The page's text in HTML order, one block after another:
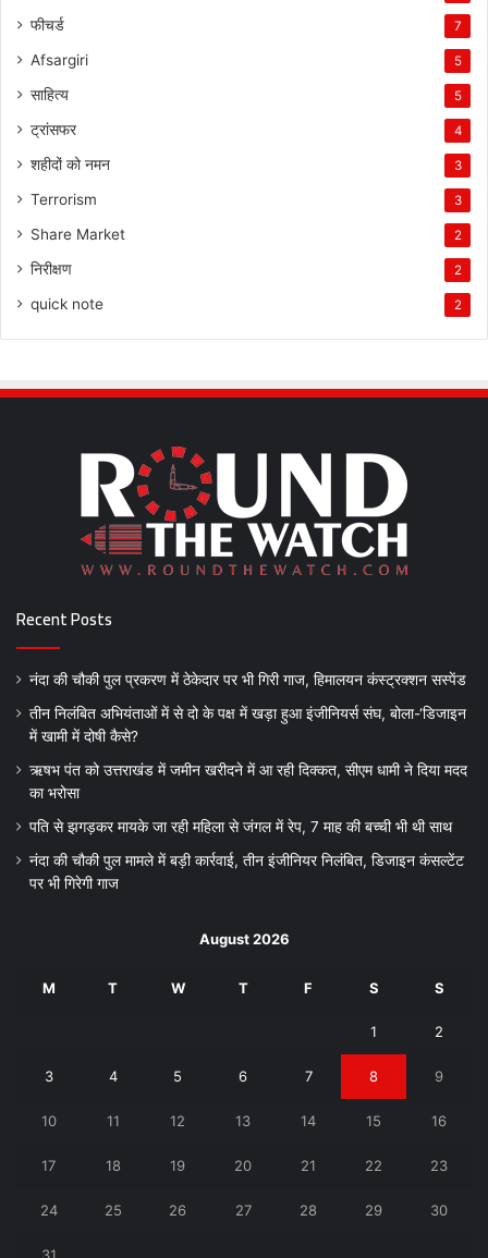
फीचर्ड 7
Afsargiri 5
साहित्य 5
ट्रांसफर 4
शहीदों को नमन 3
Terrorism 3
Share Market 2
निरीक्षण 2
quick note 2
Recent Posts
नंदा की चौकी पुल प्रकरण में ठेकेदार पर भी गिरी गाज, हिमालयन कंस्ट्रक्शन सस्पेंड
तीन निलंबित अभियंताओं में से दो के पक्ष में खड़ा हुआ इंजीनियर्स संघ, बोला-‘डिजाइन
में खामी में दोषी कैसे?
ऋषभ पंत को उत्तराखंड में जमीन खरीदने में आ रही दिक्कत, सीएम धामी ने दिया मदद
का भरोसा
पति से झगड़कर मायके जा रही महिला से जंगल में रेप, 7 माह की बच्ची भी थी साथ
नंदा की चौकी पुल मामले में बड़ी कार्रवाई, तीन इंजीनियर निलंबित, डिजाइन कंसल्टेंट
पर भी गिरेगी गाज
August 2026
M T W T F S S
1 2
3 4 5 6 7 8 9
10 11 12 13 14 15 16
17 18 19 20 21 22 23
24 25 26 27 28 29 30